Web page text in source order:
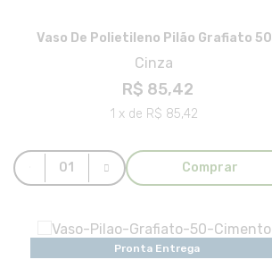
Vaso De Polietileno Pilão Grafiato 50
Cinza
R$ 85,42
1 x de R$ 85,42
Comprar
Pronta Entrega